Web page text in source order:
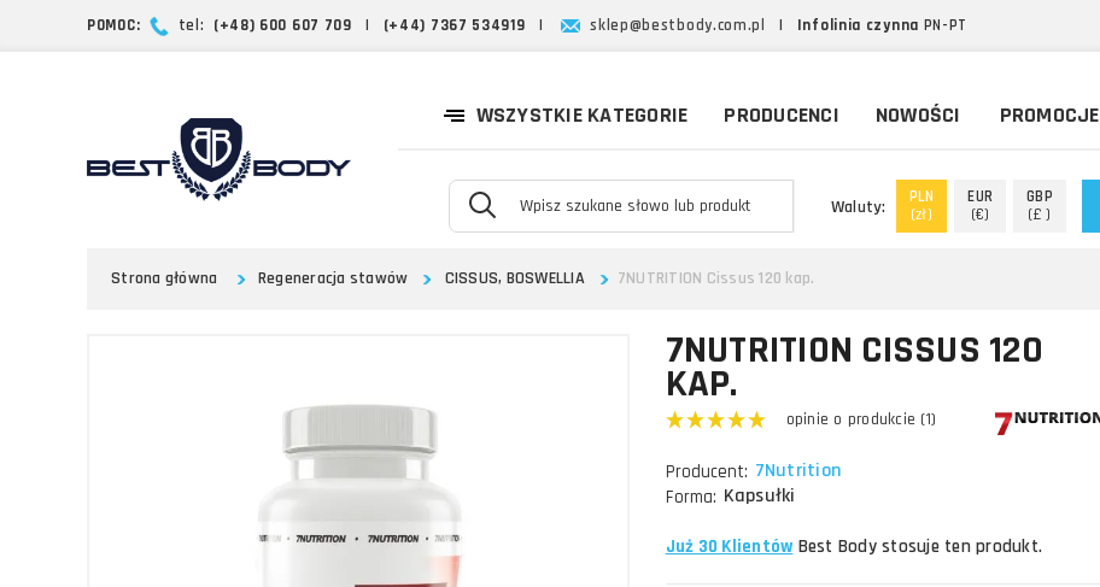
POMOC: tel: (+48) 600 607 709 | (+44) 7367 534919 | sklep@bestbody.com.pl | Infolinia czynna PN-PT
WSZYSTKIE KATEGORIE PRODUCENCI NOWOŚCI PROMOCJE
Waluty:
PLN
(zł)
EUR
(€)
GBP
(£ )
Strona główna Regeneracja stawów CISSUS, BOSWELLIA 7NUTRITION Cissus 120 kap.
7NUTRITION CISSUS 120
KAP.
opinie o produkcie (1)
Producent: 7Nutrition
Forma: Kapsułki
Już 30 Klientów Best Body stosuje ten produkt.